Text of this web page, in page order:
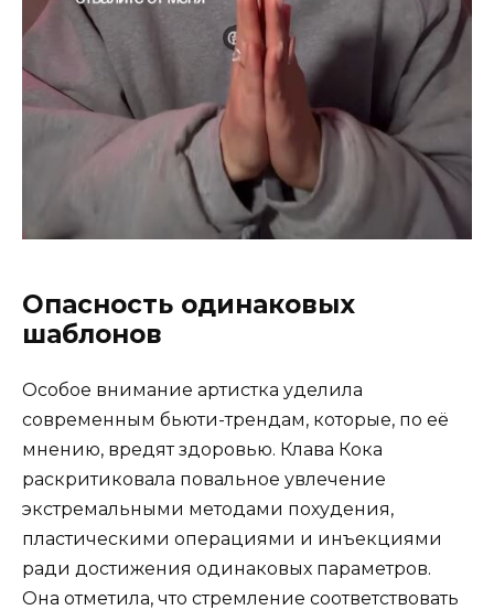
Опасность одинаковых
шаблонов
Особое внимание артистка уделила
современным бьюти-трендам, которые, по её
мнению, вредят здоровью. Клава Кока
раскритиковала повальное увлечение
экстремальными методами похудения,
пластическими операциями и инъекциями
ради достижения одинаковых параметров.
Она отметила, что стремление соответствовать